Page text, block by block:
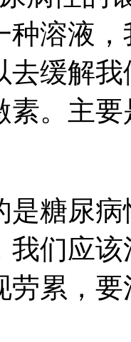
种溶液
去缓解
素。主
是糖尿
我们应
劳累，